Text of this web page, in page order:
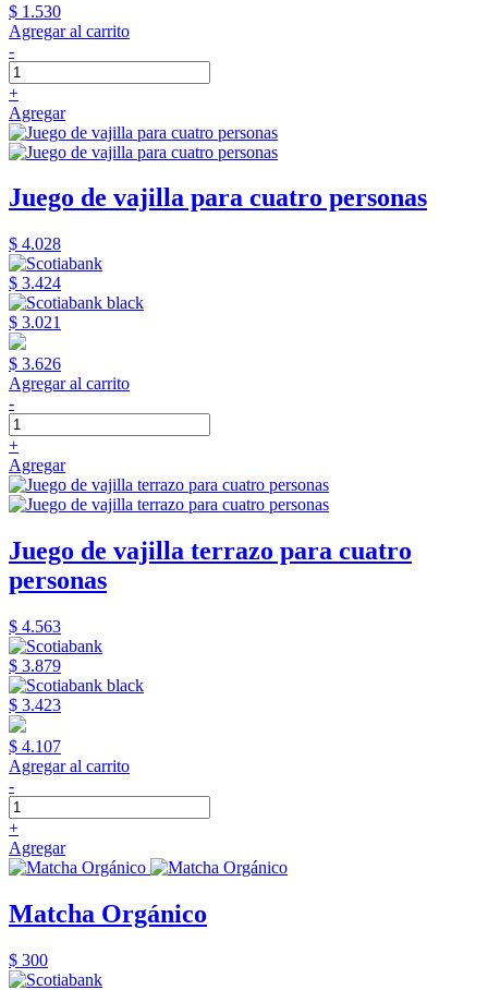
$ 1.530
Agregar al carrito
-
+
Agregar
Juego de vajilla para cuatro personas
$ 4.028
$ 3.424
$ 3.021
$ 3.626
Agregar al carrito
-
+
Agregar
Juego de vajilla terrazo para cuatro
personas
$ 4.563
$ 3.879
$ 3.423
$ 4.107
Agregar al carrito
-
+
Agregar
Matcha Orgánico
$ 300